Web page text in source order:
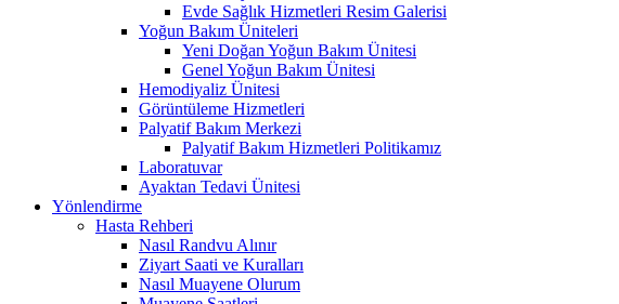
Evde Sağlık Hizmetleri Resim Galerisi
Yoğun Bakım Üniteleri
Yeni Doğan Yoğun Bakım Ünitesi
Genel Yoğun Bakım Ünitesi
Hemodiyaliz Ünitesi
Görüntüleme Hizmetleri
Palyatif Bakım Merkezi
Palyatif Bakım Hizmetleri Politikamız
Laboratuvar
Ayaktan Tedavi Ünitesi
Yönlendirme
Hasta Rehberi
Nasıl Randvu Alınır
Ziyart Saati ve Kuralları
Nasıl Muayene Olurum